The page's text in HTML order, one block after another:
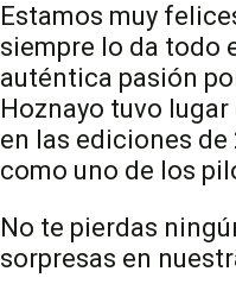
Estamos muy
siempre lo da todo
auténtica pasión
Hoznayo tuvo
en las ediciones de
como uno de los
No te pierdas
sorpresas en